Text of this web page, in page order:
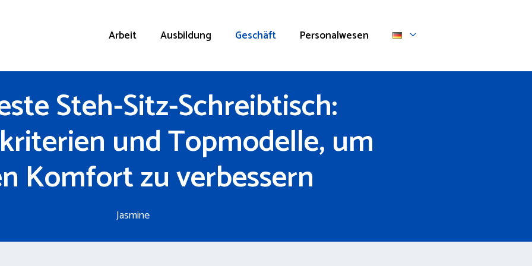
Arbeit Ausbildung Geschäft Personalwesen
Steh-Sitz-Schreibtisch:
und Topmodelle, um
Komfort zu verbessern
Jasmine